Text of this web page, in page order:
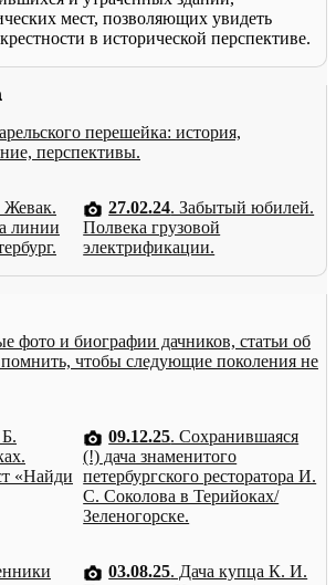
мест, позволяющих увидеть
в исторической перспективе.
перешейка: история,
перспективы.
Жевак.
линии
27.02.24. Забытый юбилей.
Полвека грузовой
электрификации.
фото и биографии дачников, статьи об
помнить, чтобы следующие поколения не
«Найди
09.12.25. Сохранившаяся
(!) дача знаменитого
петербургского ресторатора И.
С. Соколова в Терийоках/
Зеленогорске.
03.08.25. Дача купца К. И.